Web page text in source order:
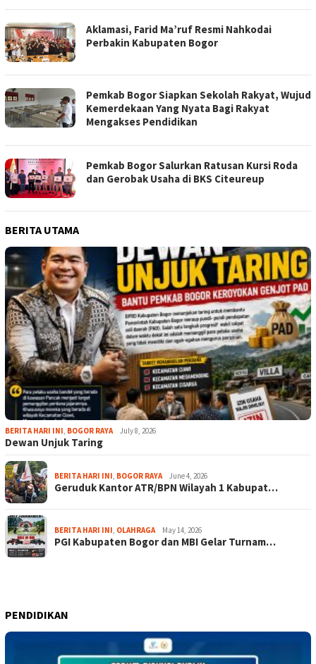
Aklamasi, Farid Ma’ruf Resmi Nahkodai
Perbakin Kabupaten Bogor
Pemkab Bogor Siapkan Sekolah Rakyat, Wujud
Kemerdekaan Yang Nyata Bagi Rakyat
Mengakses Pendidikan
Pemkab Bogor Salurkan Ratusan Kursi Roda
dan Gerobak Usaha di BKS Citeureup
BERITA UTAMA
BERITA HARI INI, BOGOR RAYA July 8, 2026
Dewan Unjuk Taring
BERITA HARI INI, BOGOR RAYA June 4, 2026
Geruduk Kantor ATR/BPN Wilayah 1 Kabupat…
BERITA HARI INI, OLAHRAGA May 14, 2026
PGI Kabupaten Bogor dan MBI Gelar Turnam…
PENDIDIKAN